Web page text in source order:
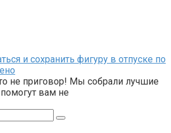
и сохранить фигуру в отпуске по
не приговор! Мы собрали лучшие
вам не